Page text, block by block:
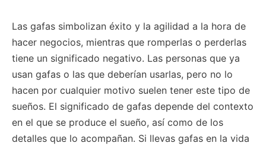
Las gafas simbolizan éxito y la agilidad a la hora de
hacer negocios, mientras que romperlas o perderlas
tiene un significado negativo. Las personas que ya
usan gafas o las que deberían usarlas, pero no lo
hacen por cualquier motivo suelen tener este tipo de
sueños. El significado de gafas depende del contexto
en el que se produce el sueño, así como de los
detalles que lo acompañan. Si llevas gafas en la vida